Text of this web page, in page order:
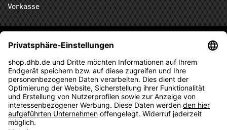
Vorkasse
ABONNIEREN SIE DEN KOSTENLOSEN DHB-FANSHOP
NEWSLETTER UND VERPASSEN SIE KEINE NEUIGKEIT ODER
AKTION MEHR.
ANMELDEN